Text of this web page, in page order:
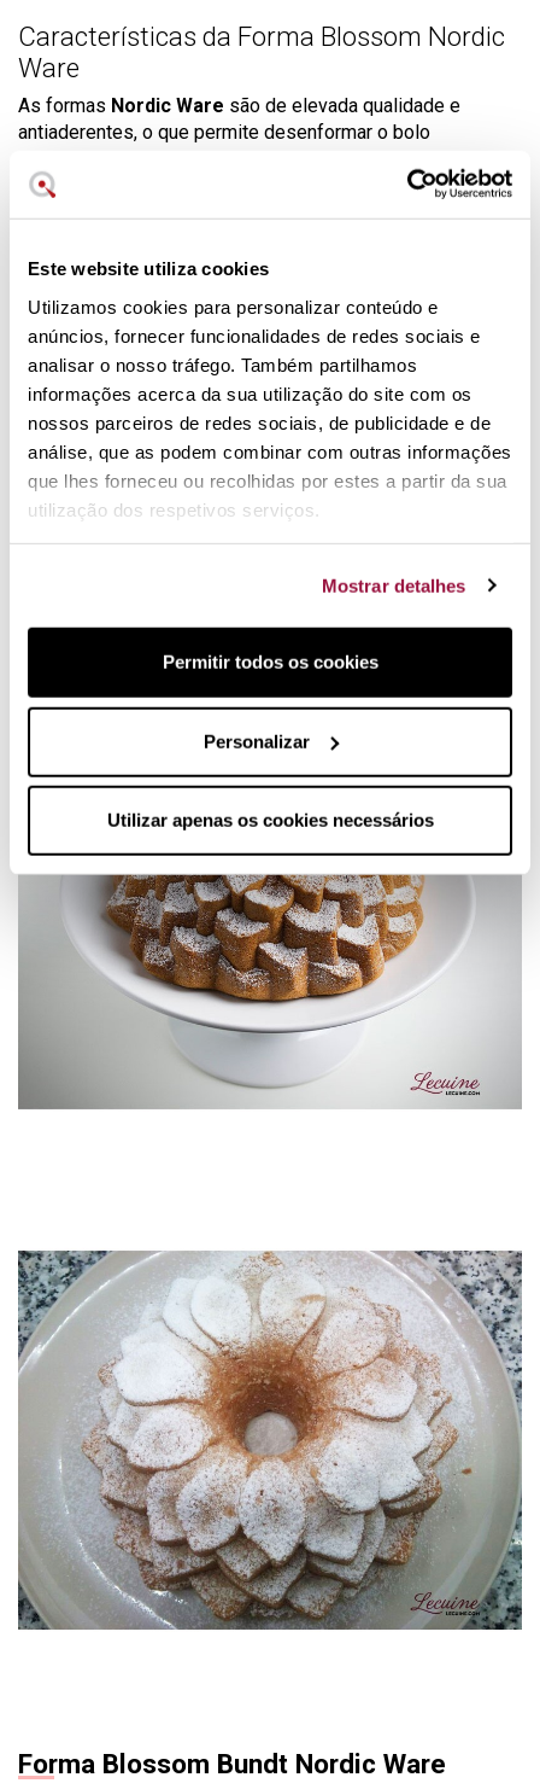
Este website utiliza cookies
Utilizamos cookies para personalizar conteúdo e
anúncios, fornecer funcionalidades de redes sociais e
analisar o nosso tráfego. Também partilhamos
informações acerca da sua utilização do site com os
nossos parceiros de redes sociais, de publicidade e de
análise, que as podem combinar com outras informações
que lhes forneceu ou recolhidas por estes a partir da sua
utilização dos respetivos serviços.
Mostrar detalhes
Permitir todos os cookies
Personalizar
Utilizar apenas os cookies necessários
Características da Forma Blossom Nordic
Ware
As formas Nordic Ware são de elevada qualidade e
antiaderentes, o que permite desenformar o bolo
metalizada e ao revestimento que reflete o calor por toda a
também mais fácil.
Instruções de utilização e cuidados a ter
com Formas Nordic Ware
• Lavar com água quente e um pouco de detergente antes
da primeira e depois de todas as utilizações.
• Antes de cada utilização, untar com margarina ou manteiga
sem sal e polvilhar com farinha.
• Encha a forma apenas até 3/4 da sua capacidade para
evitar que a massa saia da forma.
• Nunca utilize utensílios metálicos, esfregões ou produtos
aderência da forma.
Forma Blossom Bundt Nordic Ware